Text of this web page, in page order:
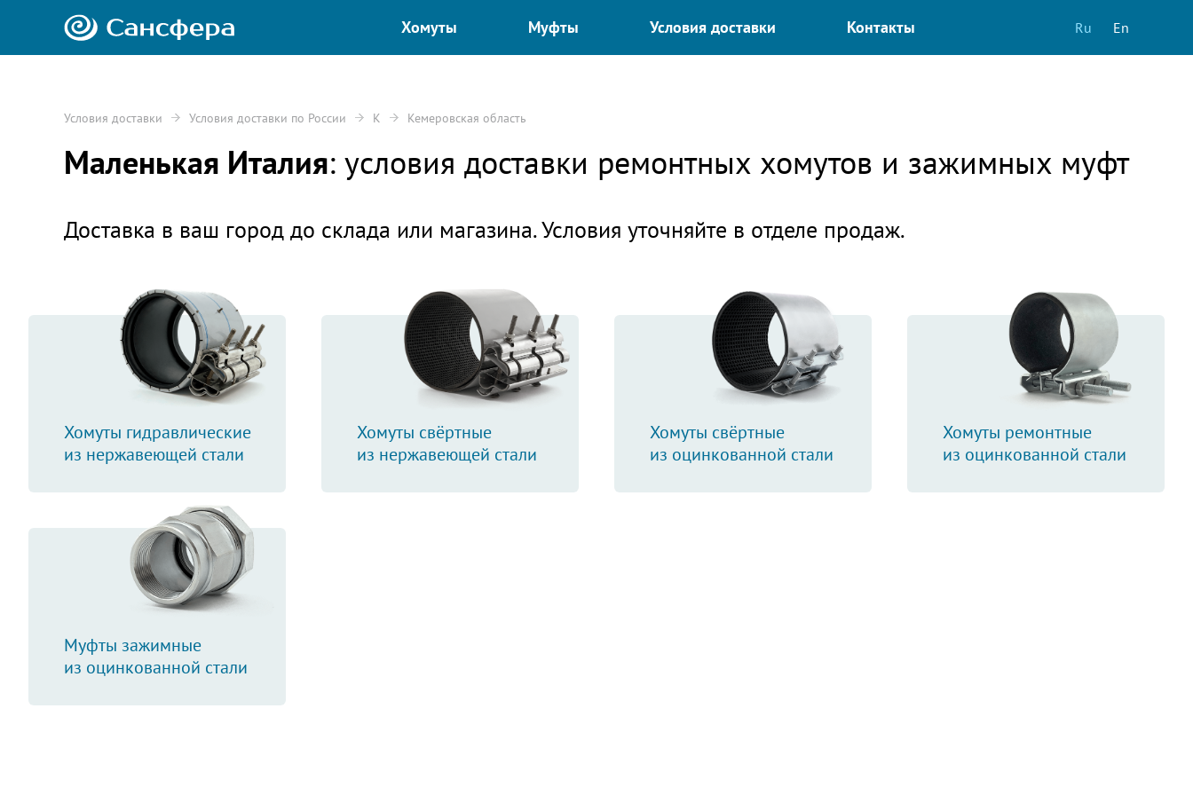
Ru En
Хомуты Муфты Условия доставки Контакты
Условия доставки Условия доставки по России К Кемеровская область
Маленькая Италия: условия доставки ремонтных хомутов и зажимных муфт
Доставка в ваш город до склада или магазина. Условия уточняйте в отделе продаж.
Хомуты гидравлические
из нержавеющей стали
Хомуты свёртные
из нержавеющей стали
Хомуты свёртные
из оцинкованной стали
Хомуты ремонтные
из оцинкованной стали
Муфты зажимные
из оцинкованной стали